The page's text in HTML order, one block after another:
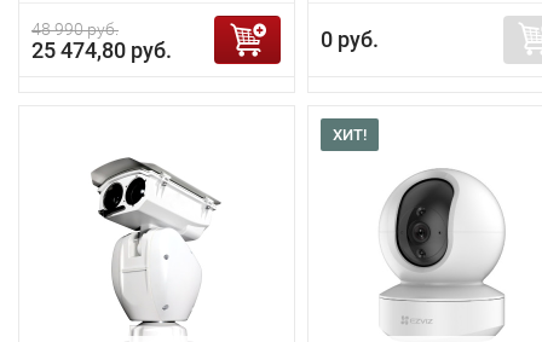
48 990 руб.
25 474,80 руб. 0 руб.
ХИТ!